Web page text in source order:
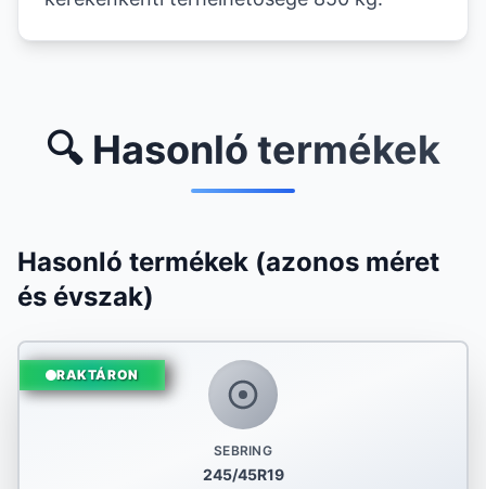
🔍 Hasonló termékek
Hasonló termékek (azonos méret
és évszak)
SEBRING
245/45R19
RAKTÁRON